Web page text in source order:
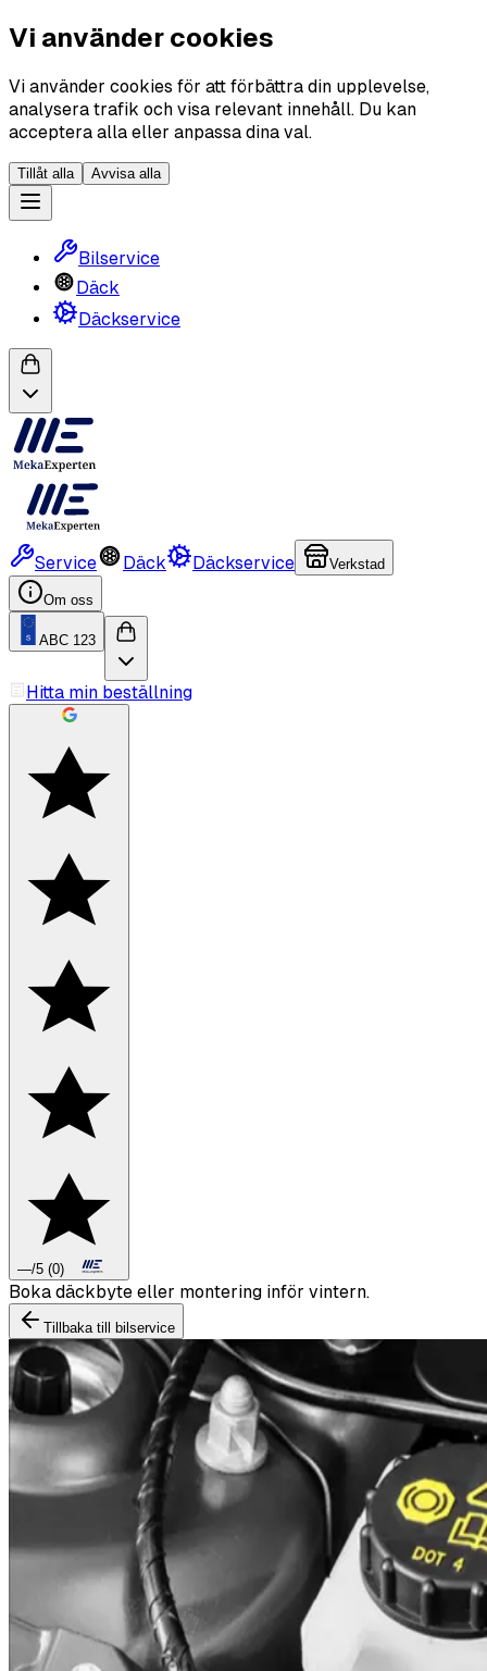
Vi använder cookies
Vi använder cookies för att förbättra din upplevelse,
analysera trafik och visa relevant innehåll. Du kan
acceptera alla eller anpassa dina val.
Tillåt alla Avvisa alla
Bilservice
Däck
Däckservice
Service Däck Däckservice Verkstad
Om oss
ABC 123
Hitta min beställning
—/5 (0)
Boka däckbyte eller montering inför vintern.
Tillbaka till bilservice